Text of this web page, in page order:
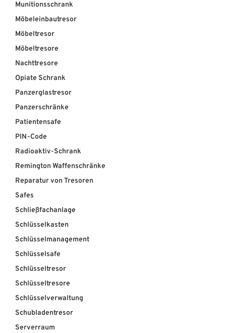
Munitionsschrank
Möbeleinbautresor
Möbeltresor
Möbeltresore
Nachttresore
Opiate Schrank
Panzerglastresor
Panzerschränke
Patientensafe
PIN-Code
Radioaktiv-Schrank
Remington Waffenschränke
Reparatur von Tresoren
Safes
Schließfachanlage
Schlüsselkasten
Schlüsselmanagement
Schlüsselsafe
Schlüsseltresor
Schlüsseltresore
Schlüsselverwaltung
Schubladentresor
Serverraum